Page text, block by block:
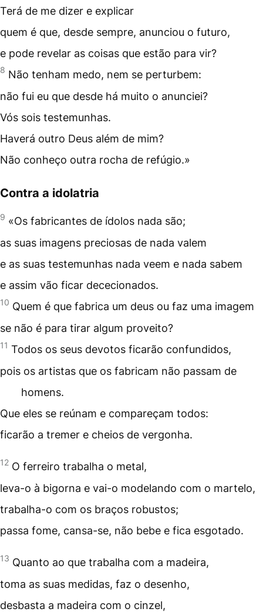
Terá de me dizer e explicar
quem é que, desde sempre, anunciou o futuro,
e pode revelar as coisas que estão para vir?
8 Não tenham medo, nem se perturbem:
não fui eu que desde há muito o anunciei?
Vós sois testemunhas.
Haverá outro Deus além de mim?
Não conheço outra rocha de refúgio.»
Contra a idolatria
9 «Os fabricantes de ídolos nada são;
as suas imagens preciosas de nada valem
e as suas testemunhas nada veem e nada sabem
e assim vão ficar dececionados.
10 Quem é que fabrica um deus ou faz uma imagem
se não é para tirar algum proveito?
11 Todos os seus devotos ficarão confundidos,
pois os artistas que os fabricam não passam de
homens.
Que eles se reúnam e compareçam todos:
ficarão a tremer e cheios de vergonha.
12 O ferreiro trabalha o metal,
leva-o à bigorna e vai-o modelando com o martelo,
trabalha-o com os braços robustos;
passa fome, cansa-se, não bebe e fica esgotado.
13 Quanto ao que trabalha com a madeira,
toma as suas medidas, faz o desenho,
desbasta a madeira com o cinzel,